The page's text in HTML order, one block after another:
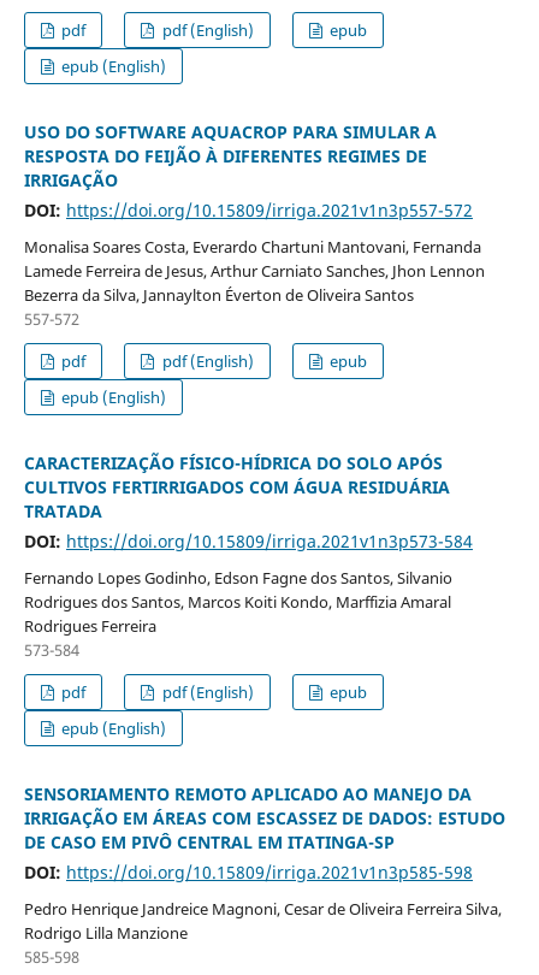
pdf
pdf (English)
epub
epub (English)
USO DO SOFTWARE AQUACROP PARA SIMULAR A
RESPOSTA DO FEIJÃO À DIFERENTES REGIMES DE
IRRIGAÇÃO
DOI: https://doi.org/10.15809/irriga.2021v1n3p557-572
Monalisa Soares Costa, Everardo Chartuni Mantovani, Fernanda
Lamede Ferreira de Jesus, Arthur Carniato Sanches, Jhon Lennon
Bezerra da Silva, Jannaylton Éverton de Oliveira Santos
557-572
pdf
pdf (English)
epub
epub (English)
CARACTERIZAÇÃO FÍSICO-HÍDRICA DO SOLO APÓS
CULTIVOS FERTIRRIGADOS COM ÁGUA RESIDUÁRIA
TRATADA
DOI: https://doi.org/10.15809/irriga.2021v1n3p573-584
Fernando Lopes Godinho, Edson Fagne dos Santos, Silvanio
Rodrigues dos Santos, Marcos Koiti Kondo, Marffizia Amaral
Rodrigues Ferreira
573-584
pdf
pdf (English)
epub
epub (English)
SENSORIAMENTO REMOTO APLICADO AO MANEJO DA
IRRIGAÇÃO EM ÁREAS COM ESCASSEZ DE DADOS: ESTUDO
DE CASO EM PIVÔ CENTRAL EM ITATINGA-SP
DOI: https://doi.org/10.15809/irriga.2021v1n3p585-598
Pedro Henrique Jandreice Magnoni, Cesar de Oliveira Ferreira Silva,
Rodrigo Lilla Manzione
585-598